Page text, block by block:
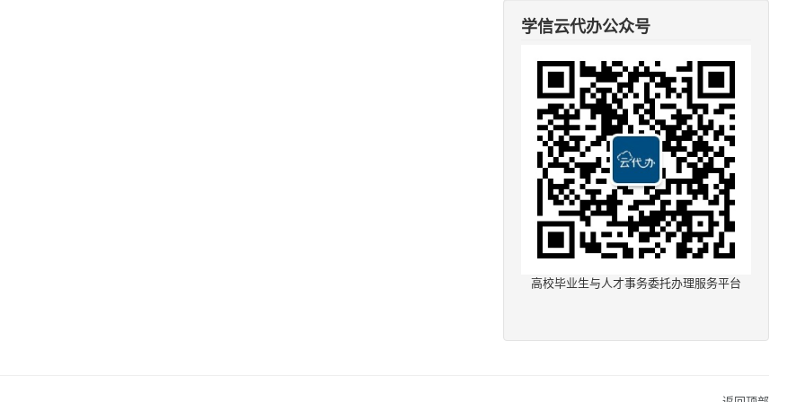
学信云代办公众号
高校毕业生与人才事务委托办理服务平台